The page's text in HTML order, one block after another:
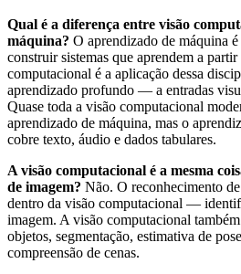
Qual é a diferença entre visão
máquina? O aprendizado de máquina
construir sistemas que aprendem a
computacional é a aplicação dessa
aprendizado profundo — a entradas
Quase toda a visão computacional
aprendizado de máquina, mas o
cobre texto, áudio e dados tabulares.
A visão computacional é a mesma
de imagem? Não. O reconhecimento
dentro da visão computacional —
imagem. A visão computacional
objetos, segmentação, estimativa de
compreensão de cenas.